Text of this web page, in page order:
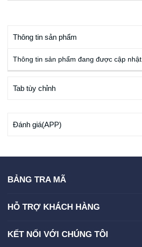
Thông tin sản phẩm
Thông tin sản phẩm đang được cập nhật
Tab tùy chỉnh
Đánh giá(APP)
BẢNG TRA MÃ
HỖ TRỢ KHÁCH HÀNG
KẾT NỐI VỚI CHÚNG TÔI